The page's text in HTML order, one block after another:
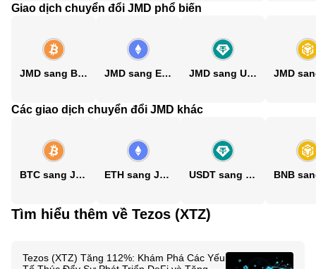
Giao dịch chuyển đổi JMD phổ biến
JMD sang BTC JMD sang ETH JMD sang USDT
Các giao dịch chuyển đổi JMD khác
BTC sang JMD ETH sang JMD USDT sang JMD
Tìm hiểu thêm về Tezos (XTZ)
Tezos (XTZ) Tăng 112%: Khám Phá Các Yếu